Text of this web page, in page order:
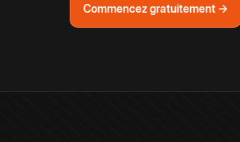
Commencez gratuitement →